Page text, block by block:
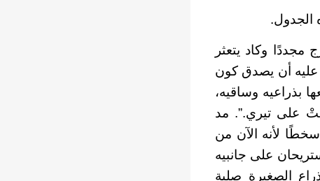
الجدول.
وكاد يتعثر
عليه أن يصدق كون
بذراعيه وساقيه،
على تيري.”. مد
لأنه الآن من
على جانبيه
الصغيرة صلبة